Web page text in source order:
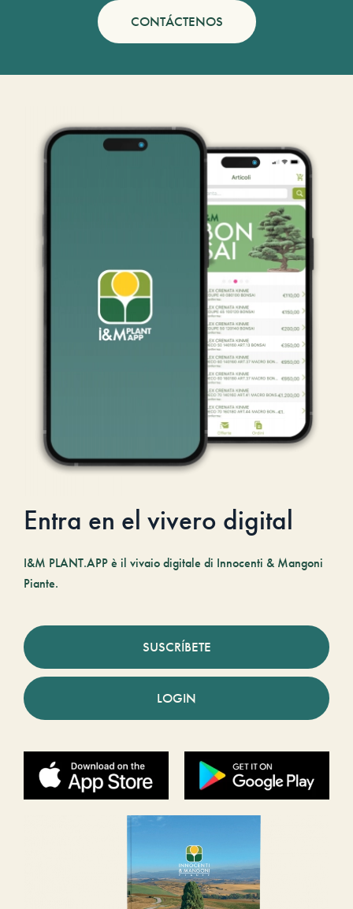
CONTÁCTENOS
Entra en el vivero digital
I&M PLANT.APP è il vivaio digitale di Innocenti & Mangoni
Piante.
SUSCRÍBETE
LOGIN